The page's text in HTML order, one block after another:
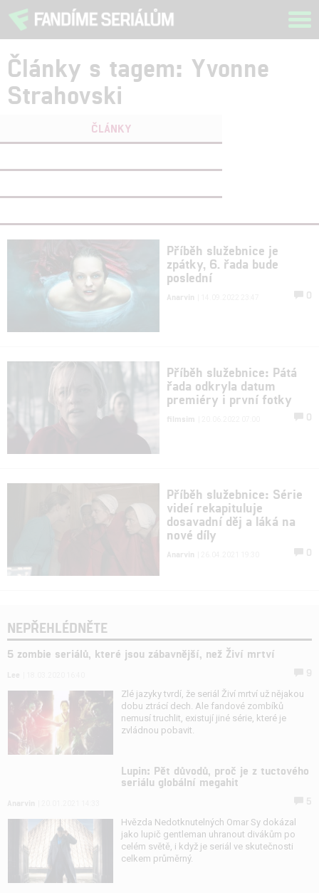
Články s tagem: Yvonne
Strahovski
ČLÁNKY
Příběh služebnice je
zpátky, 6. řada bude
poslední
Anarvin 0
Příběh služebnice: Pátá
řada odkryla datum
premiéry i první fotky
filmsim 0
Příběh služebnice: Série
videí rekapituluje
dosavadní děj a láká na
nové díly
Anarvin 0
NEPŘEHLÉDNĚTE
5 zombie seriálů, které jsou zábavnější, než Živí mrtví
Zlé jazyky tvrdí, že seriál Živí mrtví už nějakou
dobu ztrácí dech. Ale fandové zombíků
nemusí truchlit, existují jiné série, které je
zvládnou pobavit.
Lupin: Pět důvodů, proč je z tuctového
seriálu globální megahit
Hvězda Nedotknutelných Omar Sy dokázal
jako lupič gentleman uhranout divákům po
celém světě, i když je seriál ve skutečnosti
celkem průměrný.